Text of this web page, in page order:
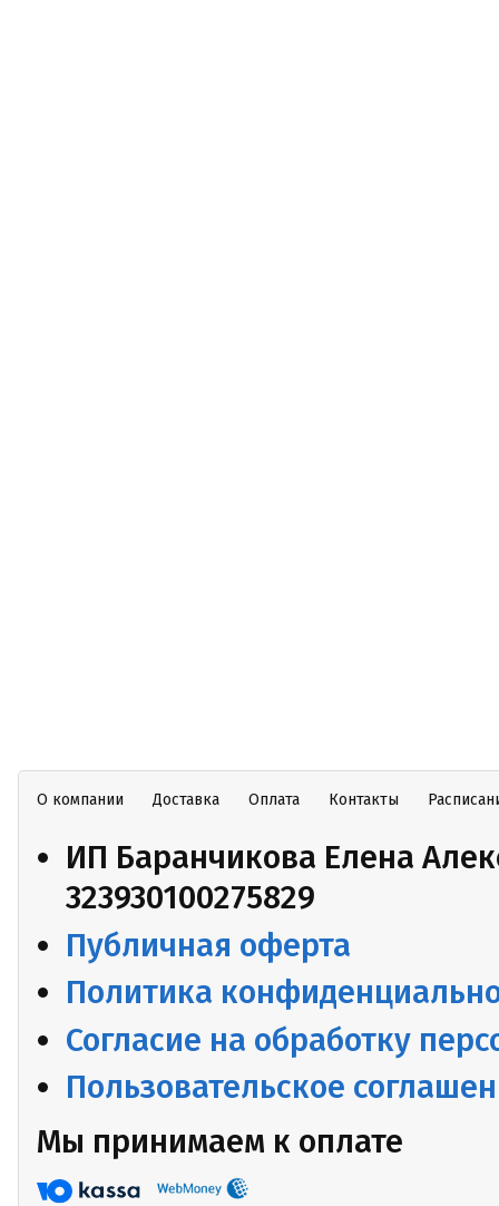
О компании Доставка Оплата Контакты
ИП Баранчикова Елена
323930100275829
Публичная оферта
Политика
Согласие на обработку
Пользовательское
Мы принимаем к оплате